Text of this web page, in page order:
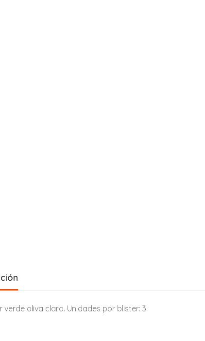
oliva claro. Unidades por blister: 3